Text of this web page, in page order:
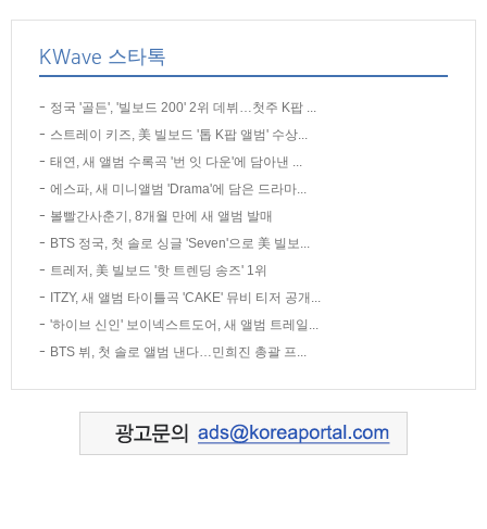
KWave 스타톡
정국 '골든', '빌보드 200' 2위 데뷔…첫주 K팝 ...
스트레이 키즈, 美 빌보드 '톱 K팝 앨범' 수상...
태연, 새 앨범 수록곡 '번 잇 다운'에 담아낸 ...
에스파, 새 미니앨범 'Drama'에 담은 드라마...
볼빨간사춘기, 8개월 만에 새 앨범 발매
BTS 정국, 첫 솔로 싱글 'Seven'으로 美 빌보...
트레저, 美 빌보드 '핫 트렌딩 송즈' 1위
ITZY, 새 앨범 타이틀곡 'CAKE' 뮤비 티저 공개...
'하이브 신인' 보이넥스트도어, 새 앨범 트레일...
BTS 뷔, 첫 솔로 앨범 낸다…민희진 총괄 프...